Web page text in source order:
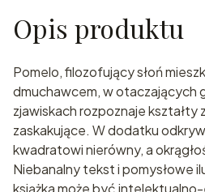
Opis produktu
Pomelo, filozofujący słoń
dmuchawcem, w otaczających
zjawiskach rozpoznaje kształty
zaskakujące. W dodatku
kwadratowi nierówny, a
Niebanalny tekst i pomysłowe